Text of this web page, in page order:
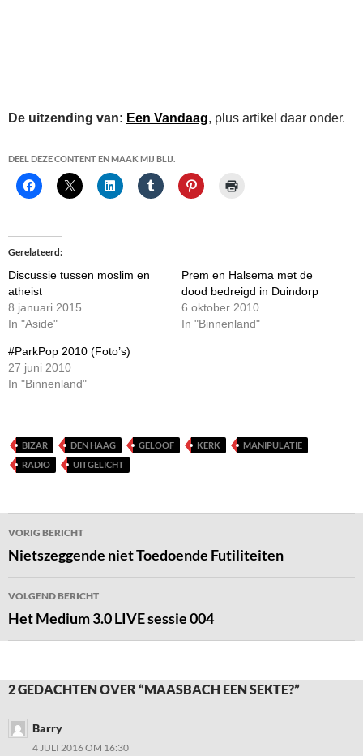
De uitzending van: Een Vandaag, plus artikel daar onder.
DEEL DEZE CONTENT EN MAAK MIJ BLIJ.
Gerelateerd
Discussie tussen moslim en
atheist
8 januari 2015
In "Aside"
Prem en Halsema met de
dood bedreigd in Duindorp
6 oktober 2010
In "Binnenland"
#ParkPop 2010 (Foto’s)
27 juni 2010
In "Binnenland"
BIZAR DEN HAAG GELOOF KERK
MANIPULATIE
RADIO
UITGELICHT
Bericht
navigatie
VORIG BERICHT
Nietszeggende niet Toedoende Futiliteiten
VOLGEND BERICHT
Het Medium 3.0 LIVE sessie 004
2 GEDACHTEN OVER “MAASBACH EEN SEKTE?”
Barry
4 JULI 2016 OM 16:30